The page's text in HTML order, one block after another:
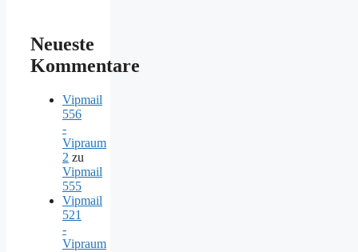
Neueste
Kommentare
Vipmail
556
-
Vipraum
2 zu
Vipmail
555
Vipmail
521
-
Vipraum